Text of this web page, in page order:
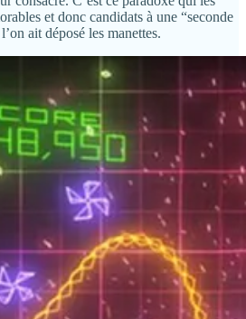
et donc candidats à une “seconde
ait déposé les manettes.